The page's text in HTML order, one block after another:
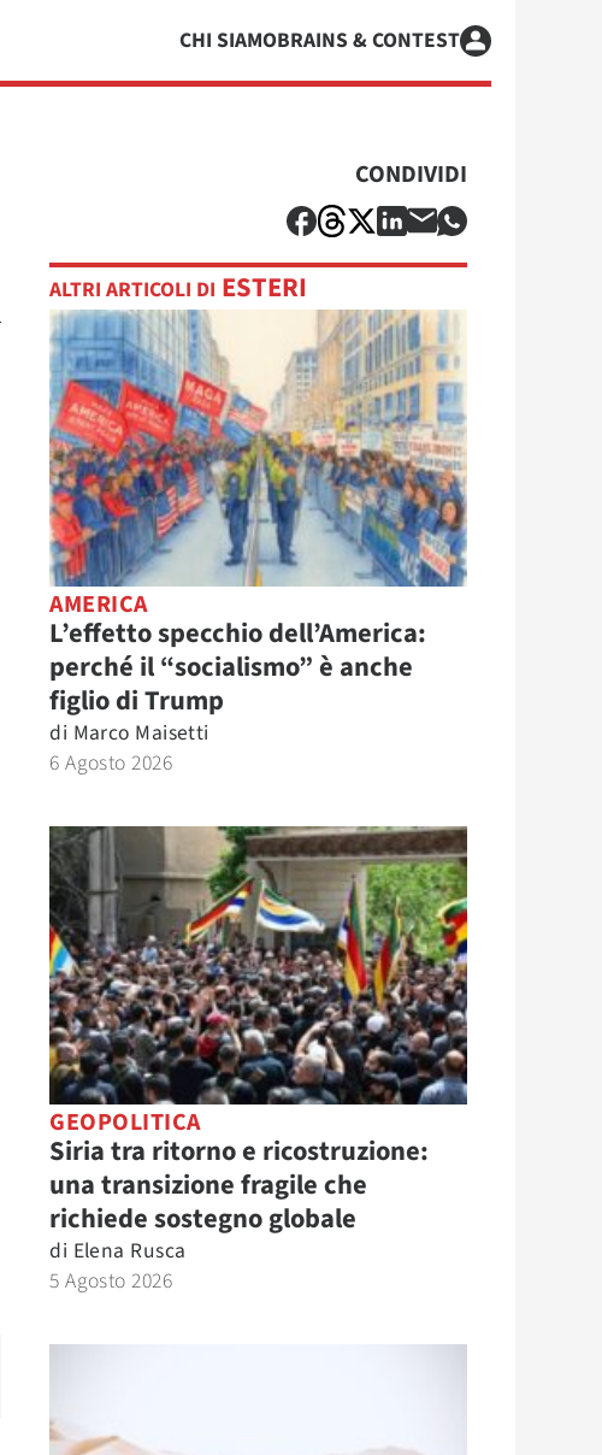
CHI SIAMOBRAINS & CONTEST
CONDIVIDI
ALTRI ARTICOLI DI ESTERI
AMERICA
L’effetto specchio dell’America:
perché il “socialismo” è anche
figlio di Trump
di Marco Maisetti
6 Agosto 2026
GEOPOLITICA
Siria tra ritorno e ricostruzione:
una transizione fragile che
richiede sostegno globale
di Elena Rusca
5 Agosto 2026